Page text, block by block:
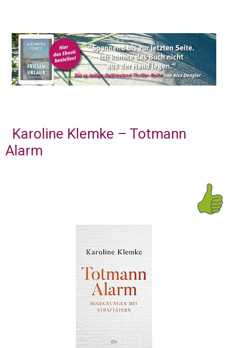
Karoline Klemke – Totmann
Alarm